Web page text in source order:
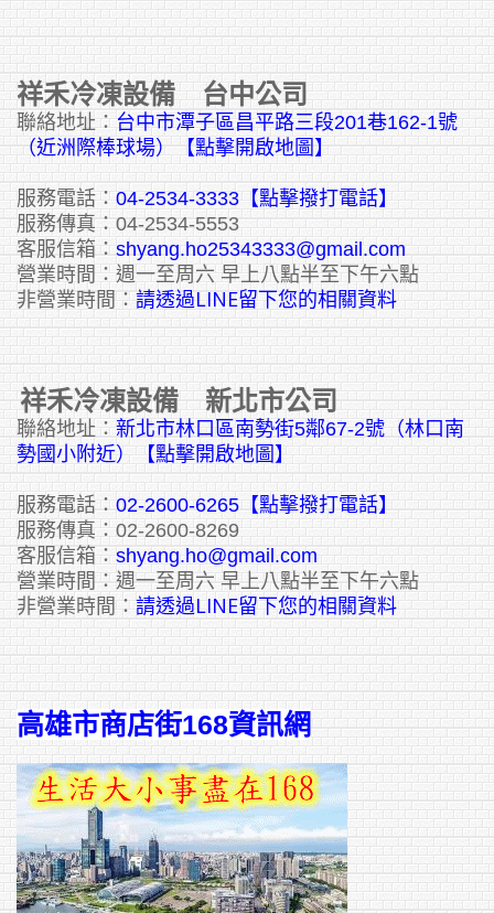
祥禾冷凍設備 台中公司
聯絡地址： 台中市潭子區昌平路三段201巷162-1號
（近洲際棒球場）【點擊開啟地圖】
服務電話： 04-2534-3333 【點擊撥打電話】
服務傳真：04-2534-5553
客服信箱： shyang.ho25343333@gmail.com
營業時間：週一至周六 早上八點半至下午六點
非營業時間： 請透過LINE留下您的相關資料
祥禾冷凍設備 新北市公司
聯絡地址： 新北市林口區南勢街5鄰67-2號（林口南
勢國小附近）【點擊開啟地圖】
服務電話： 02-2600-6265 【點擊撥打電話】
服務傳真：02-2600-8269
客服信箱： shyang.ho@gmail.com
營業時間：週一至周六 早上八點半至下午六點
非營業時間： 請透過LINE留下您的相關資料
高雄市商店街168資訊網